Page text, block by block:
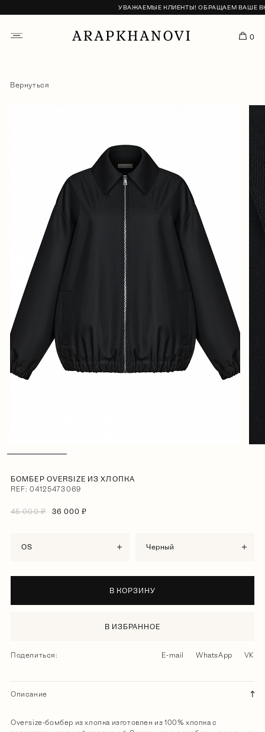
УВАЖАЕМЫЕ КЛИЕНТЫ! ОБРАЩАЕМ ВАШЕ
0
Вернуться
БОМБЕР OVERSIZE ИЗ ХЛОПКА
REF: 04125473069
45 000 ₽ 36 000 ₽
OS черный
В КОРЗИНУ
В ИЗБРАННОЕ
Поделиться: E-mail WhatsApp VK
Описание
Oversize-бомбер из хлопка изготовлен из 100% хлопка с